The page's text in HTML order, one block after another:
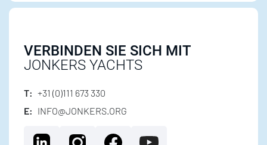
VERBINDEN SIE SICH MIT
JONKERS YACHTS
T: +31 (0)111 673 330
E: INFO@JONKERS.ORG